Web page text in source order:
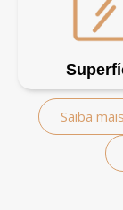
Saiba